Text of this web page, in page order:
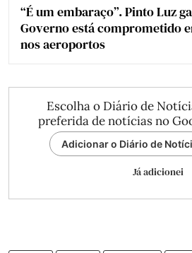
“É um embaraço”. Pinto Luz
Governo está comprometido
nos aeroportos
Escolha o Diário de
preferida de notícias no
Adicionar o Diário de
Já adicionei